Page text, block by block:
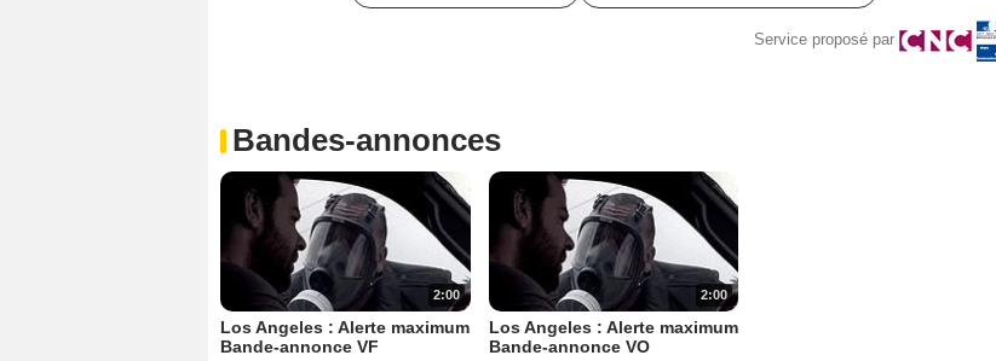
Service proposé par
Bandes-annonces
2:00
Los Angeles : Alerte maximum
Bande-annonce VF
2:00
Los Angeles : Alerte maximum
Bande-annonce VO